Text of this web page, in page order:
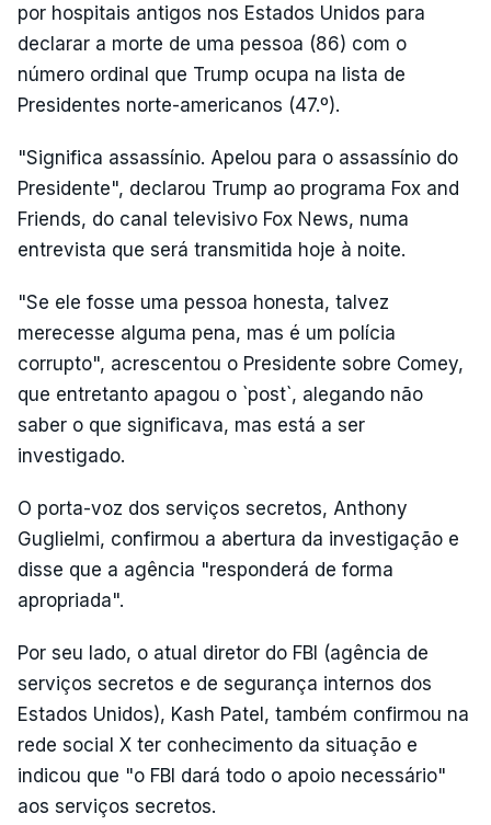
por hospitais antigos nos Estados Unidos para
declarar a morte de uma pessoa (86) com o
número ordinal que Trump ocupa na lista de
Presidentes norte-americanos (47.º).
"Significa assassínio. Apelou para o assassínio do
Presidente", declarou Trump ao programa Fox and
Friends, do canal televisivo Fox News, numa
entrevista que será transmitida hoje à noite.
"Se ele fosse uma pessoa honesta, talvez
merecesse alguma pena, mas é um polícia
corrupto", acrescentou o Presidente sobre Comey,
que entretanto apagou o `post`, alegando não
saber o que significava, mas está a ser
investigado.
O porta-voz dos serviços secretos, Anthony
Guglielmi, confirmou a abertura da investigação e
disse que a agência "responderá de forma
apropriada".
Por seu lado, o atual diretor do FBI (agência de
serviços secretos e de segurança internos dos
Estados Unidos), Kash Patel, também confirmou na
rede social X ter conhecimento da situação e
indicou que "o FBI dará todo o apoio necessário"
aos serviços secretos.